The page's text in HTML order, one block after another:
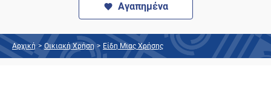
Αγαπημένα
Αρχική > Οικιακή Χρήση > Είδη Μιας Χρήσης